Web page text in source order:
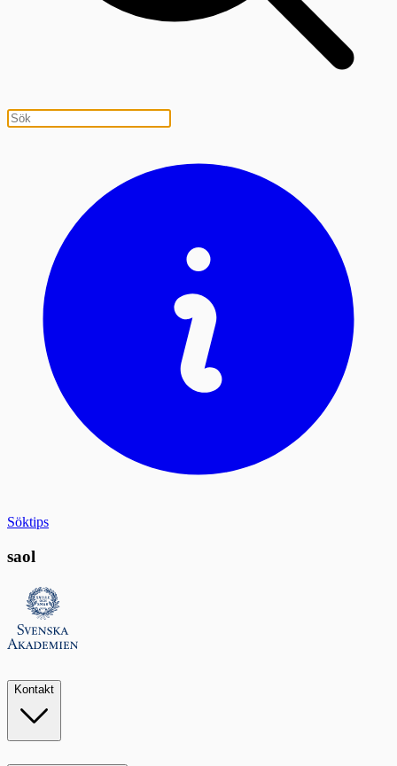
Söktips
saol
Kontakt